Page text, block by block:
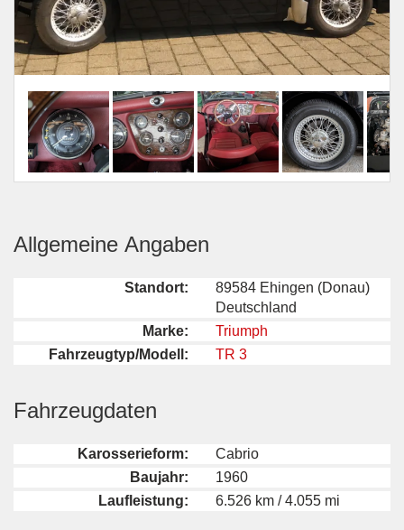
Allgemeine Angaben
Standort:
89584 Ehingen (Donau)
Deutschland
Marke:
Triumph
Fahrzeugtyp/Modell:
TR 3
Fahrzeugdaten
Karosserieform:
Cabrio
Baujahr:
1960
Laufleistung:
6.526 km / 4.055 mi